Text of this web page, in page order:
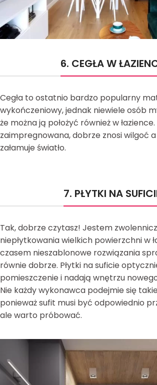
6. CEGŁA W
Cegła to ostatnio bardzo popularny
wykończeniowy, jednak niewiele osób
że można ją położyć również w
zaimpregnowana, dobrze znosi wilgoć
załamuje światło.
7. PŁYTKI NA
Tak, dobrze czytasz! Jestem
niepłytkowania wielkich powierzchni w
czasem nieszablonowe rozwiązania
równie dobrze. Płytki na suficie
pomieszczenie i nadają wnętrzu
Nie każdy wykonawca podejmie się
ponieważ sufit musi być odpowiednio
ale warto próbować.